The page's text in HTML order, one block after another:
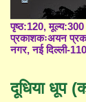
पृष्ठ:120,
प्रकाशकःअयन
नगर, नई दिल्ली-
दूधिया धूप